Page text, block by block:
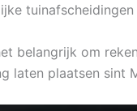
belangrijk om
laten plaatsen sint